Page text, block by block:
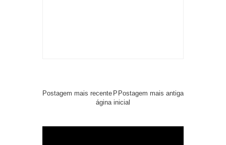
Postagem mais recente Postagem mais antiga
P
ágina inicial